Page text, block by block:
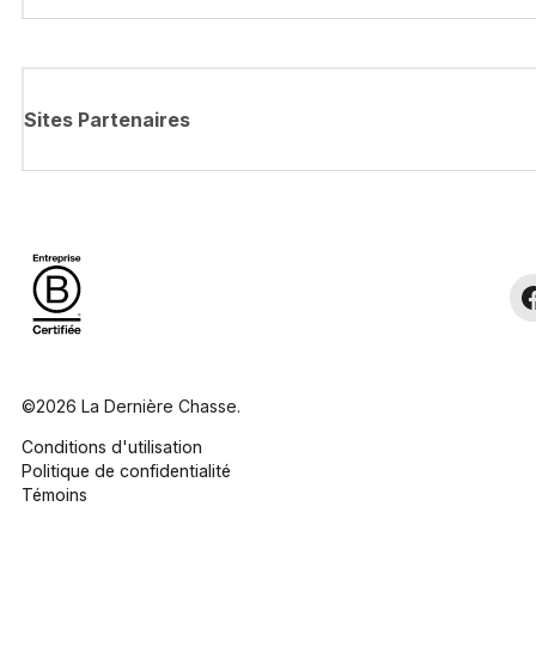
Sites Partenaires
©2026 La Dernière Chasse.
Conditions d'utilisation
Politique de confidentialité
Témoins